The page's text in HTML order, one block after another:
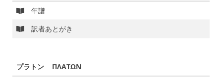
年譜
訳者あとがき
プラトン ΠΛΑΤΩΝ